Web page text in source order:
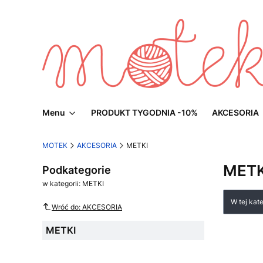
Menu PRODUKT TYGODNIA -10% AKCESORIA
MOTEK AKCESORIA METKI
Podkategorie
w kategorii: METKI
Wróć do: AKCESORIA
METKI
W tej